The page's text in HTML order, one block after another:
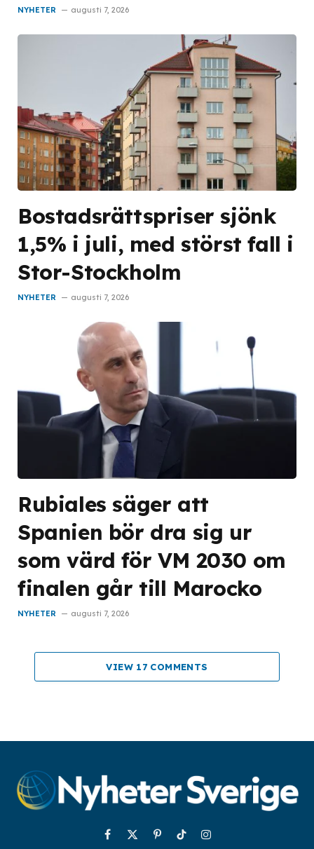
NYHETER augusti 7, 2026
Bostadsrättspriser sjönk
1,5% i juli, med störst fall i
Stor-Stockholm
NYHETER augusti 7, 2026
Rubiales säger att
Spanien bör dra sig ur
som värd för VM 2030 om
finalen går till Marocko
NYHETER augusti 7, 2026
VIEW 17 COMMENTS
Facebook
X
PinterestTikTokInstagram